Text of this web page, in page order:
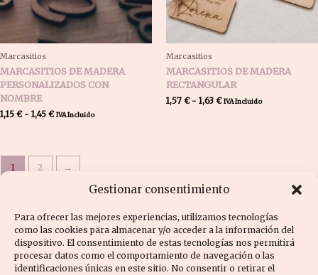
Gestionar consentimiento
Para ofrecer las mejores experiencias, utilizamos tecnologías
como las cookies para almacenar y/o acceder a la información del
dispositivo. El consentimiento de estas tecnologías nos permitirá
procesar datos como el comportamiento de navegación o las
identificaciones únicas en este sitio. No consentir o retirar el
Marcasitios
MARCASITIOS DE MADERA
PERSONALIZADOS CON
NOMBRE
1,15 € - 1,45 € IVA Incluido
Marcasitios
MARCASITIOS DE MADERA
RECTANGULAR
1,57 € - 1,63 € IVA Incluido
1 2 →
Política de cookies (UE) Aviso legal